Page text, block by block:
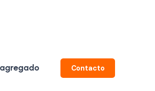
Contacto